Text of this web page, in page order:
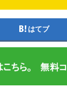
はてブ